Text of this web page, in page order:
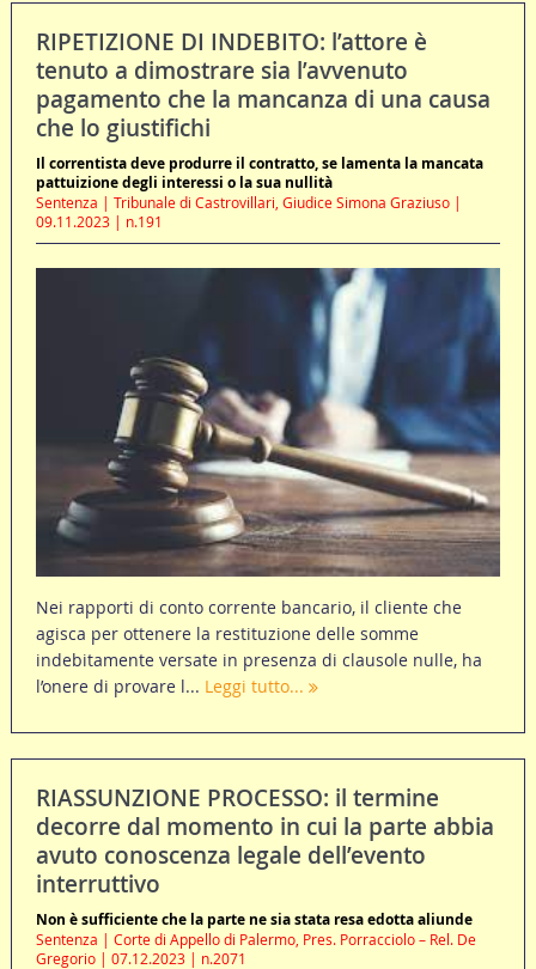
RIPETIZIONE DI INDEBITO: l’attore è
tenuto a dimostrare sia l’avvenuto
pagamento che la mancanza di una causa
che lo giustifichi
Il correntista deve produrre il contratto, se lamenta la mancata
pattuizione degli interessi o la sua nullità
Sentenza | Tribunale di Castrovillari, Giudice Simona Graziuso |
09.11.2023 | n.191
Nei rapporti di conto corrente bancario, il cliente che
agisca per ottenere la restituzione delle somme
indebitamente versate in presenza di clausole nulle, ha
l’onere di provare l... Leggi tutto...
RIASSUNZIONE PROCESSO: il termine
decorre dal momento in cui la parte abbia
avuto conoscenza legale dell’evento
interruttivo
Non è sufficiente che la parte ne sia stata resa edotta aliunde
Sentenza | Corte di Appello di Palermo, Pres. Porracciolo – Rel. De
Gregorio | 07.12.2023 | n.2071